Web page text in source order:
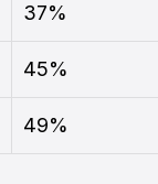
37%
45%
49%